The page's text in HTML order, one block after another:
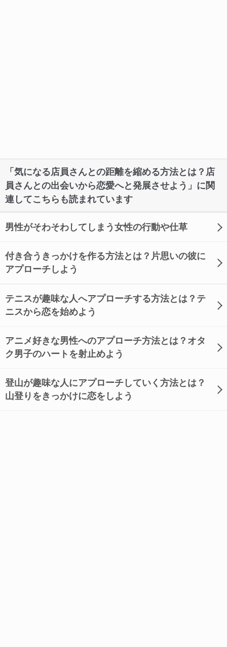
「気になる店員さんとの距離を縮める方法とは？店
員さんとの出会いから恋愛へと発展させよう」に関
連してこちらも読まれています
男性がそわそわしてしまう女性の行動や仕草
付き合うきっかけを作る方法とは？片思いの彼に
アプローチしよう
テニスが趣味な人へアプローチする方法とは？テ
ニスから恋を始めよう
アニメ好きな男性へのアプローチ方法とは？オタ
ク男子のハートを射止めよう
登山が趣味な人にアプローチしていく方法とは？
山登りをきっかけに恋をしよう